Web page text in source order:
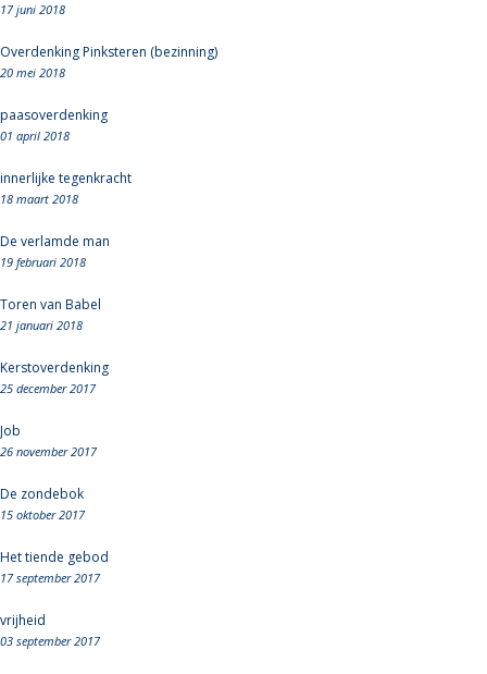
17 juni 2018
Overdenking Pinksteren (bezinning)
20 mei 2018
paasoverdenking
01 april 2018
innerlijke tegenkracht
18 maart 2018
De verlamde man
19 februari 2018
Toren van Babel
21 januari 2018
Kerstoverdenking
25 december 2017
Job
26 november 2017
De zondebok
15 oktober 2017
Het tiende gebod
17 september 2017
vrijheid
03 september 2017